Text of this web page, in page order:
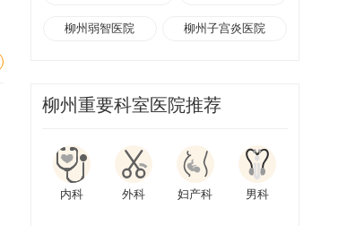
柳州弱智医院 柳州子宫炎医院
柳州重要科室医院推荐
内科 外科 妇产科 男科